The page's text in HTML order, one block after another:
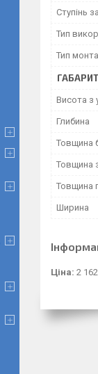
Ступінь
Тип
Тип
Висота з
Глибина
Товщина
Товщина
Товщина
Ширина
Ціна: 2